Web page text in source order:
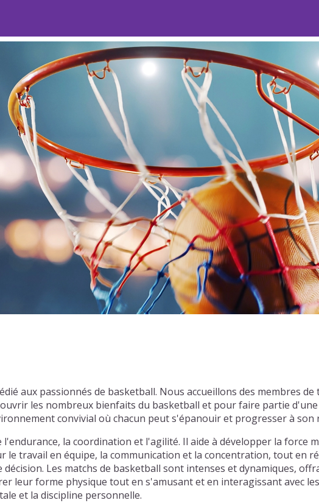
aux passionnés de basketball. Nous accueillons des membres
les nombreux bienfaits du basketball et pour faire partie
convivial où chacun peut s'épanouir et progresser à son
la coordination et l'agilité. Il aide à développer la force
le travail en équipe, la communication et la concentration, tout en
Les matchs de basketball sont intenses et dynamiques,
leur forme physique tout en s'amusant et en interagissant avec
et la discipline personnelle.